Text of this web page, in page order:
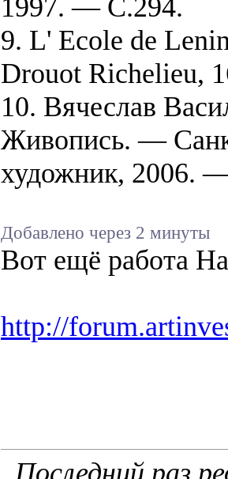
1997. — С.294.
9. L' Ecole de
Drouot Richelieu,
10. Вячеслав
Живопись. —
художник, 2006.
Добавлено через 2 минуты
Вот ещё работа
http://
Последний раз